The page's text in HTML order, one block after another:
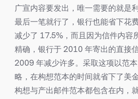
广宣内容要发出，唯一需要的就是
最后一笔就行了，银行也能省下花
减少了 17.5%，而且因为信件内容
精确，银行于 2010 年寄出的直接
2009 年减少许多。采取这项以范
略，在构想范本的时间就省下了美
构想与产出邮件范本都包含在内，